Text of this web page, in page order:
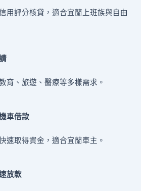
用評分核貸，適合宜蘭上班族與自由
育、旅遊、醫療等多樣需求。
車借款
速取得資金，適合宜蘭車主。
放款